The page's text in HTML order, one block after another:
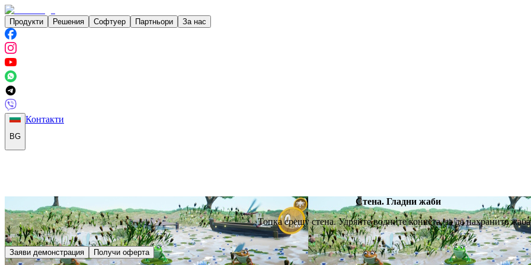
Продукти Решения Софтуер Партньори За нас
BG
Контакти
Стена. Гладни жаби
Топка срещу стена. Удряйте водните кончета, за да нахраните
Заяви демонстрация Получи оферта